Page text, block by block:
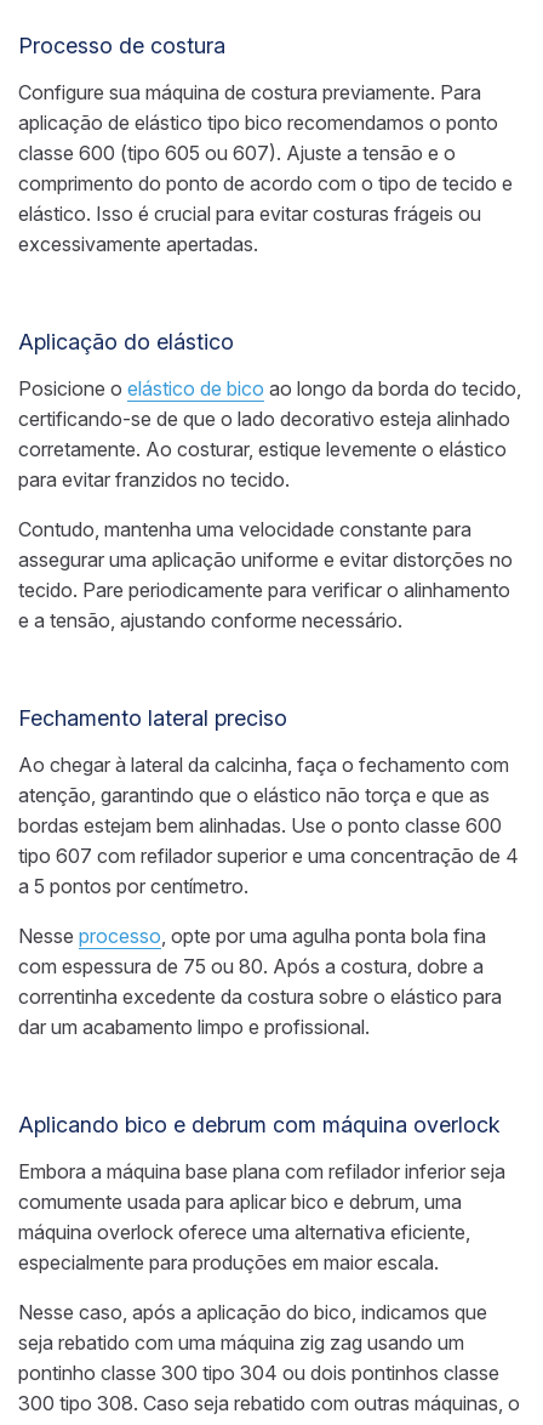
Processo de costura
Configure sua máquina de costura previamente. Para
aplicação de elástico tipo bico recomendamos o ponto
classe 600 (tipo 605 ou 607). Ajuste a tensão e o
comprimento do ponto de acordo com o tipo de tecido e
elástico. Isso é crucial para evitar costuras frágeis ou
excessivamente apertadas.
Aplicação do elástico
Posicione o elástico de bico ao longo da borda do tecido,
certificando-se de que o lado decorativo esteja alinhado
corretamente. Ao costurar, estique levemente o elástico
para evitar franzidos no tecido.
Contudo, mantenha uma velocidade constante para
assegurar uma aplicação uniforme e evitar distorções no
tecido. Pare periodicamente para verificar o alinhamento
e a tensão, ajustando conforme necessário.
Fechamento lateral preciso
Ao chegar à lateral da calcinha, faça o fechamento com
atenção, garantindo que o elástico não torça e que as
bordas estejam bem alinhadas. Use o ponto classe 600
tipo 607 com refilador superior e uma concentração de 4
a 5 pontos por centímetro.
Nesse processo, opte por uma agulha ponta bola fina
com espessura de 75 ou 80. Após a costura, dobre a
correntinha excedente da costura sobre o elástico para
dar um acabamento limpo e profissional.
Aplicando bico e debrum com máquina overlock
Embora a máquina base plana com refilador inferior seja
comumente usada para aplicar bico e debrum, uma
máquina overlock oferece uma alternativa eficiente,
especialmente para produções em maior escala.
Nesse caso, após a aplicação do bico, indicamos que
seja rebatido com uma máquina zig zag usando um
pontinho classe 300 tipo 304 ou dois pontinhos classe
300 tipo 308. Caso seja rebatido com outras máquinas, o